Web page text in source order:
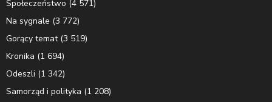
Społeczeństwo (4 571)
Na sygnale (3 772)
Gorący temat(3 519)
Kronika (1 694)
Odeszli (1 342)
Samorząd i polityka (1 208)